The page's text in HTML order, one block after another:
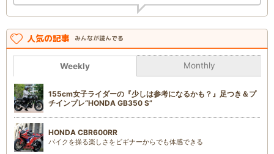
人気の記事 みんなが読んでる
Weekly Monthly
155cm女子ライダーの『少しは参考になるかも？』足つき＆プ
チインプレ“HONDA GB350 S”
HONDA CBR600RR
バイクを操る楽しさをビギナーからでも体感できる